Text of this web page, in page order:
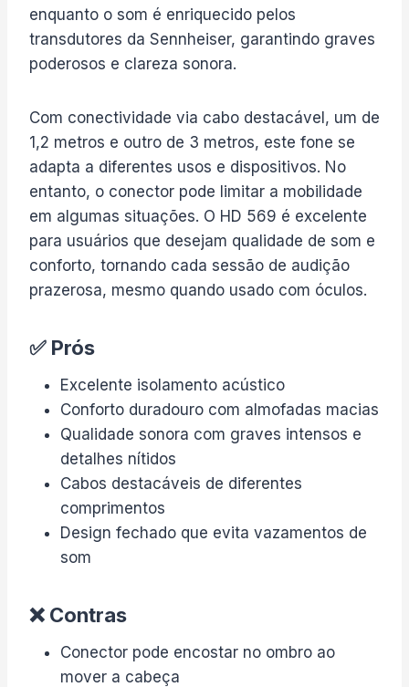
enquanto o som é enriquecido pelos
transdutores da Sennheiser, garantindo graves
poderosos e clareza sonora.
Com conectividade via cabo destacável, um de
1,2 metros e outro de 3 metros, este fone se
adapta a diferentes usos e dispositivos. No
entanto, o conector pode limitar a mobilidade
em algumas situações. O HD 569 é excelente
para usuários que desejam qualidade de som e
conforto, tornando cada sessão de audição
prazerosa, mesmo quando usado com óculos.
✅ Prós
Excelente isolamento acústico
Conforto duradouro com almofadas macias
Qualidade sonora com graves intensos e
detalhes nítidos
Cabos destacáveis de diferentes
comprimentos
Design fechado que evita vazamentos de
som
❌ Contras
Conector pode encostar no ombro ao
mover a cabeça